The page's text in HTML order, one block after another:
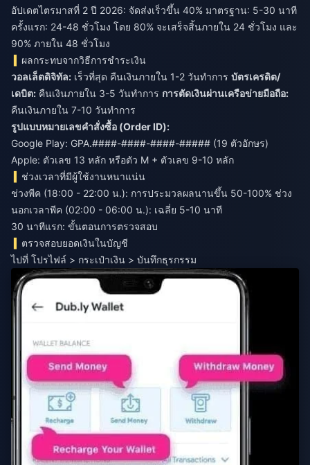
อัปเดตไตรมาสที่ 2 ปี 2026: จัดส่งเร็วขึ้น 40% มาตรฐาน: 5-30 นาที
ครั้งแรก: 24-48 ชั่วโมง โดย 80% จะเสร็จสิ้นภายใน 24 ชั่วโมง และ
90% ภายใน 48 ชั่วโมง
ผลกระทบจากวิธีการชำระเงิน
วอลเล็ตดิจิทัล: เร็วที่สุด คืนเงินภายใน 1-2 วันทำการ บัตรเครดิต/
เดบิต: คืนเงินภายใน 3-5 วันทำการ การตัดเงินผ่านเครือข่ายมือถือ:
คืนเงินภายใน 7-10 วันทำการ
รูปแบบหมายเลขคำสั่งซื้อ (Order ID):
Google Play: GPA.####-####-####-##### (19 ตัวอักษร)
Apple: ตัวเลข 13 หลัก หรือตัว M + ตัวเลข 9-10 หลัก
ช่วงเวลาที่มีผู้ใช้งานหนาแน่น
ช่วงพีค (18:00 - 22:00 น.): การประมวลผลนานขึ้น 50-100% ช่วง
นอกเวลาพีค (02:00 - 06:00 น.): เฉลี่ย 5-10 นาที
30 นาทีแรก: ขั้นตอนการตรวจสอบ
ตรวจสอบยอดเงินในบัญชี
ไปที่ โปรไฟล์ > กระเป๋าเงิน > บันทึกธุรกรรม